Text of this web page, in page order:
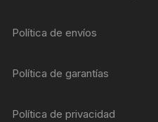
Política de envíos
Política de garantías
Política de privacidad